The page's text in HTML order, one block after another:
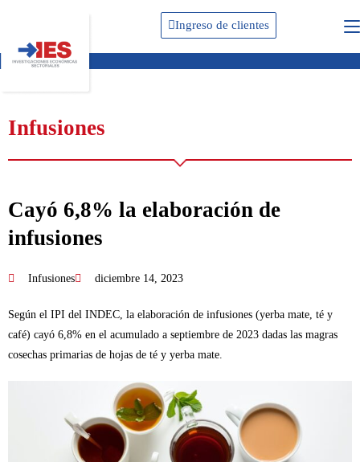
Ingreso de clientes
Infusiones
Cayó 6,8% la elaboración de
infusiones
Infusiones diciembre 14, 2023
Según el IPI del INDEC, la elaboración de infusiones (yerba mate, té y
café) cayó 6,8% en el acumulado a septiembre de 2023 dadas las magras
cosechas primarias de hojas de té y yerba mate.